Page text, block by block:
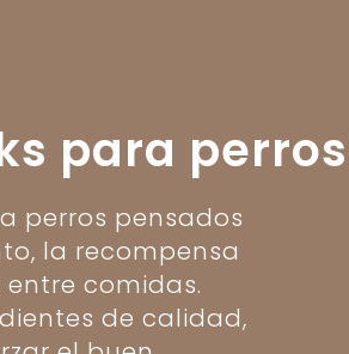
para perros
perros pensados
la recompensa
comidas.
de calidad,